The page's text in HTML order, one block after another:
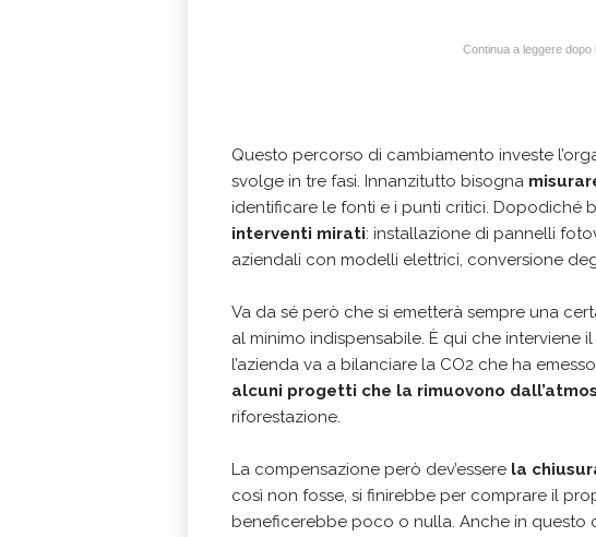
Continua a leggere dopo
Questo percorso di cambiamento investe
svolge in tre fasi. Innanzitutto bisogna
identificare le fonti e i punti critici. Dopodiché
interventi mirati: installazione di pannelli
aziendali con modelli elettrici, conversione
Va da sé però che si emetterà sempre una
al minimo indispensabile. È qui che interviene
l’azienda va a bilanciare la CO2 che ha emesso
alcuni progetti che la rimuovono
riforestazione.
La compensazione però dev’essere la
così non fosse, si finirebbe per comprare il
beneficerebbe poco o nulla. Anche in questo